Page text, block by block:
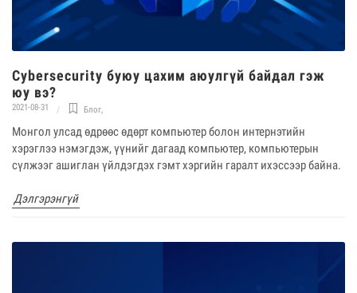
Cybersecurity буюу цахим аюулгүй байдал гэж
юу вэ?
2021-08-31 Блог,
Монгол улсад өдрөөс өдөрт компьютер болон интернэтийн
хэрэглээ нэмэгдэж, үүнийг дагаад компьютер, компьютерын
сүлжээг ашиглан үйлдэгдэх гэмт хэргийн гаралт ихэссээр байна.
Дэлгэрэнгүй